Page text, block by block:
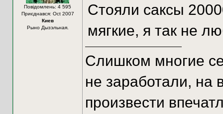
Повідомлень: 4 595
Приєднався: Oct 2007
Киев
Рыно Дызэльная.
Стояли саксы
мягкие, я так не
Слишком многие
не заработали,
произвести